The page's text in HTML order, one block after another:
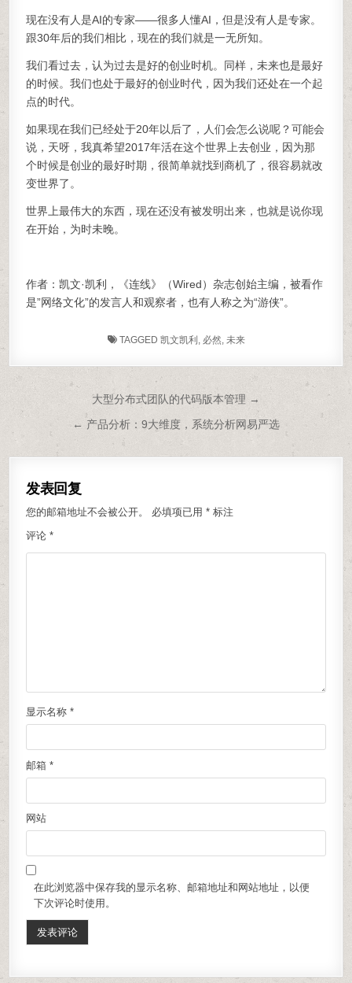
现在没有人是AI的专家——很多人懂AI，但是没有人是专家。
跟30年后的我们相比，现在的我们就是一无所知。
我们看过去，认为过去是好的创业时机。同样，未来也是最好
的时候。我们也处于最好的创业时代，因为我们还处在一个起
点的时代。
如果现在我们已经处于20年以后了，人们会怎么说呢？可能会
说，天呀，我真希望2017年活在这个世界上去创业，因为那
个时候是创业的最好时期，很简单就找到商机了，很容易就改
变世界了。
世界上最伟大的东西，现在还没有被发明出来，也就是说你现
在开始，为时未晚。
作者：凯文·凯利，《连线》（Wired）杂志创始主编，被看作
是”网络文化”的发言人和观察者，也有人称之为“游侠”。
TAGGED 凯文凯利 , 必然, 未来
文章导航大型分布式团队的代码版本管理 →
← 产品分析：9大维度，系统分析网易严选
发表回复
您的邮箱地址不会被公开。 必填项已用* 标注
评论*
显示名称*
邮箱*
网站
在此浏览器中保存我的显示名称、邮箱地址和网站地址，以便
下次评论时使用。